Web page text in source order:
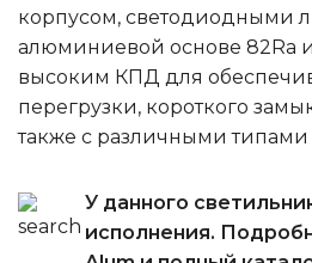
корпусом, светодиодными
алюминиевой основе 82Ra
высоким КПД для
перегрузки, короткого
также с различными типами
У данного
исполнения.